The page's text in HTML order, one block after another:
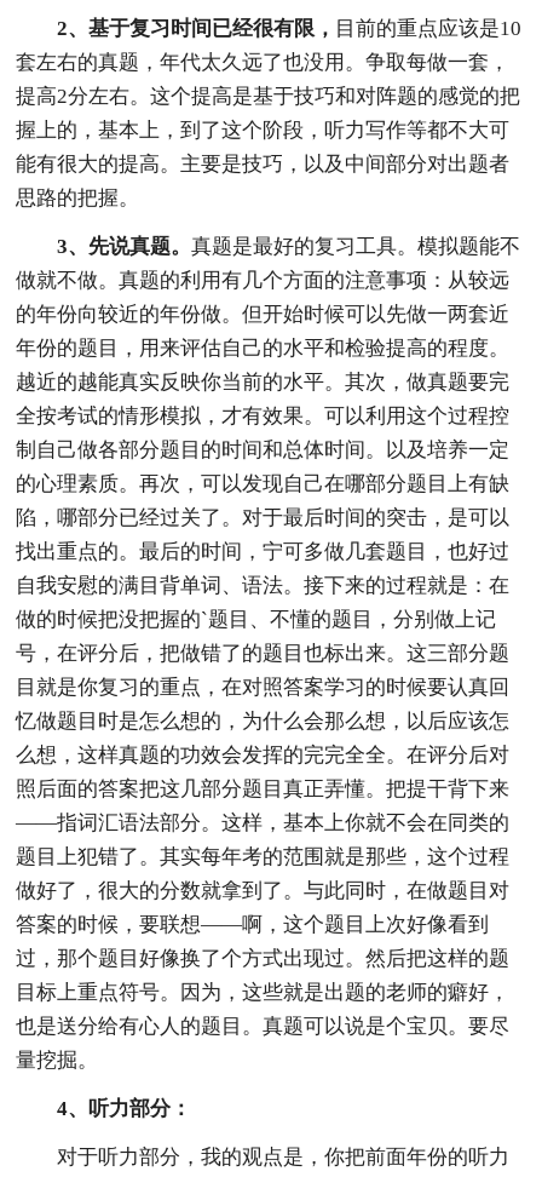
2、基于复习时间已经很有限， 目前的重点应该是10
套左右的真题，年代太久远了也没用。争取每做一套，
提高2分左右。这个提高是基于技巧和对阵题的感觉的把
握上的，基本上，到了这个阶段，听力写作等都不大可
能有很大的提高。主要是技巧，以及中间部分对出题者
思路的把握。
3、先说真题。真题是最好的复习工具。模拟题能不
做就不做。真题的利用有几个方面的注意事项：从较远
的年份向较近的年份做。但开始时候可以先做一两套近
年份的题目，用来评估自己的水平和检验提高的程度。
越近的越能真实反映你当前的水平。其次，做真题要完
全按考试的情形模拟，才有效果。可以利用这个过程控
制自己做各部分题目的时间和总体时间。以及培养一定
的心理素质。再次，可以发现自己在哪部分题目上有缺
陷，哪部分已经过关了。对于最后时间的突击，是可以
找出重点的。最后的时间，宁可多做几套题目，也好过
自我安慰的满目背单词、语法。接下来的过程就是：在
做的时候把没把握的`题目、不懂的题目，分别做上记
号，在评分后，把做错了的题目也标出来。这三部分题
目就是你复习的重点，在对照答案学习的时候要认真回
忆做题目时是怎么想的，为什么会那么想，以后应该怎
么想，这样真题的功效会发挥的完完全全。在评分后对
照后面的答案把这几部分题目真正弄懂。把提干背下来
——指词汇语法部分。这样，基本上你就不会在同类的
题目上犯错了。其实每年考的范围就是那些，这个过程
做好了，很大的分数就拿到了。与此同时，在做题目对
答案的时候，要联想——啊，这个题目上次好像看到
过，那个题目好像换了个方式出现过。然后把这样的题
目标上重点符号。因为，这些就是出题的老师的癖好，
也是送分给有心人的题目。真题可以说是个宝贝。要尽
量挖掘。
4、听力部分：
对于听力部分，我的观点是，你把前面年份的听力